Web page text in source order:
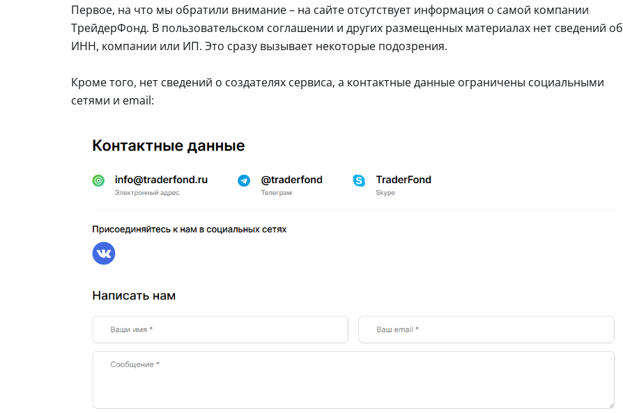
Первое, на что мы обратили внимание – на сайте отсутствует информация о самой компании
ТрейдерФонд. В пользовательском соглашении и других размещенных материалах нет сведений об
ИНН, компании или ИП. Это сразу вызывает некоторые подозрения.
Кроме того, нет сведений о создателях сервиса, а контактные данные ограничены социальными
сетями и email: